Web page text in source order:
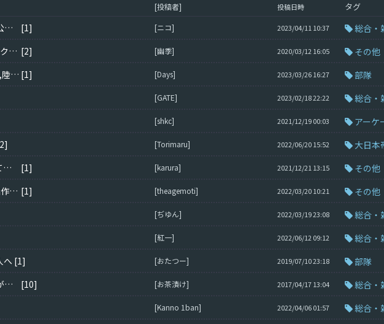
[投稿者] 投稿日時 タグ
ロシアから不正ログインされた後、公式に問い合わせしても回答無いんだが？ [1] [ニコ] 2023/04/11 10:37 総合・
T-flight Hotas X（フライトスティック・ジョイスティック）の設定について [2] [幽季] 2020/03/12 16:05 その他
=ARGS=クラメン募集中 AB,RB,SB,陸,海,空,国家,問わず 初心者ものんびり勢も歓迎 [1] [Days] 2023/03/26 16:27 部隊
[GATE] 2023/02/18 22:22 総合・
[shkc] 2021/12/19 00:03 アーケ
[Torimaru] 2022/06/20 15:52 大日本
DMMのWarthunderコミュニティって死んでるよね。 [1] [karura] 2021/12/21 13:15 その他
t.flighthotas4ジョイスティックの操作設定について [1] [theagemoti] 2022/03/20 10:21 その他
[ぢゆん] 2022/03/19 23:08 総合・
[紅一] 2022/06/12 09:12 総合・
へ [1] [おたつー] 2019/07/10 23:18 部隊
最近はじめたのだが、場違いな機体がいるレートに放り込まれてばかりで胸糞悪すぎる [10] [お茶漬け] 2017/04/17 13:04 総合・
[Kanno 1ban] 2022/04/06 01:57 総合・